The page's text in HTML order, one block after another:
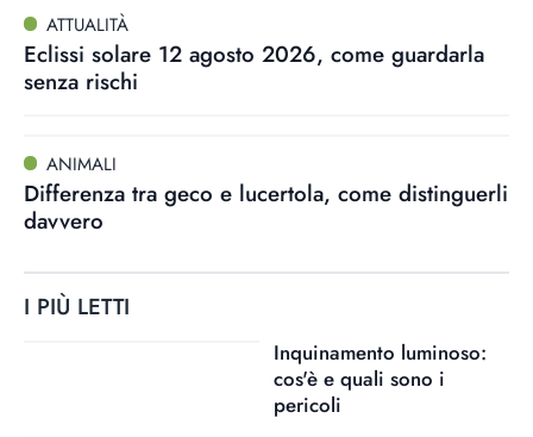
ATTUALITÀ
Eclissi solare 12 agosto 2026, come guardarla
senza rischi
ANIMALI
Differenza tra geco e lucertola, come distinguerli
davvero
I PIÙ LETTI
Inquinamento luminoso:
cos'è e quali sono i
pericoli